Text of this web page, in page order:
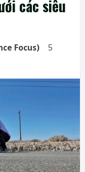
các siêu
Focus)
5